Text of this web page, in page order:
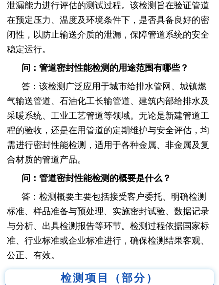
泄漏能力进行评估的测试过程。该检测旨在验证管道
在预定压力、温度及环境条件下，是否具备良好的密
闭性，以防止输送介质的泄漏，保障管道系统的安全
稳定运行。
问：管道密封性能检测的用途范围有哪些？
答：该检测广泛应用于城市给排水管网、城镇燃
气输送管道、石油化工长输管道、建筑内部给排水及
采暖系统、工业工艺管道等领域。无论是新建管道工
程的验收，还是在用管道的定期维护与安全评估，均
需进行密封性能检测，适用于各种金属、非金属及复
合材质的管道产品。
问：管道密封性能检测的概要是什么？
答：检测概要主要包括接受客户委托、明确检测
标准、样品准备与预处理、实施密封试验、数据记录
与分析、出具检测报告等环节。检测过程依据国家标
准、行业标准或企业标准进行，确保检测结果客观、
公正、有效。
检测项目（部分）